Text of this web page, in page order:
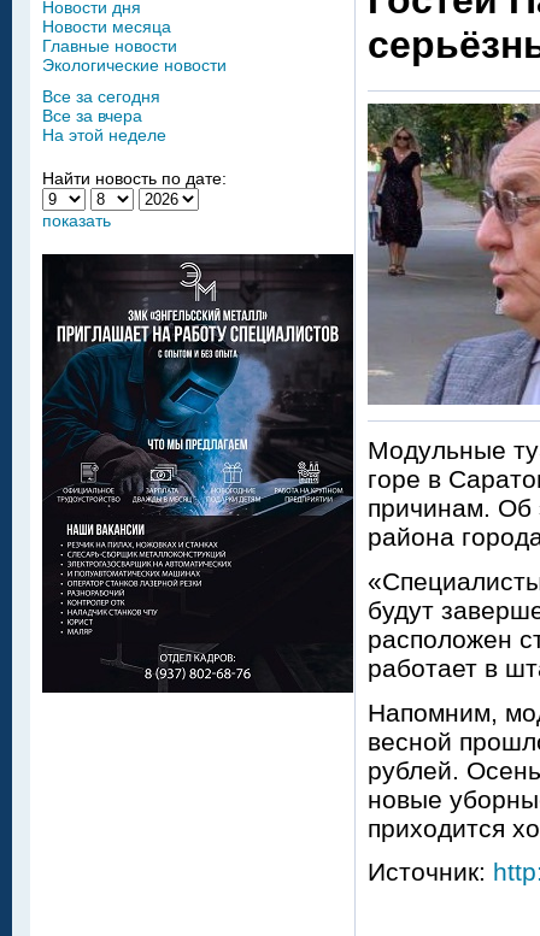
Модульные
горе в
причинам. Об
района
будут
расположен
работает в
Напомним,
весной
рублей.
новые
приходится
Источник:
Новости дня
Новости месяца
Главные новости
Экологические новости
Все за сегодня
Все за вчера
На этой неделе
Найти новость по дате:
показать